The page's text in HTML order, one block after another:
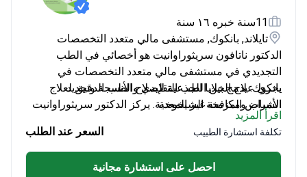
11سنة خبره ١٦ سنة
تايلاند, بانكوك, مستشفى مالي متعدد التخصصات
الدكتور ناتافون سريثوراوانيت هو أخصائي في الطب
التجديدي في مستشفى مالي متعدد التخصصات في
بانكوك. يدمج بين الطب التقليدي والطب الدقيق لعلاج
الأمراض المزمنة غير المعدية. يركز الدكتور سريثوراوانيت
على تقليل أوقات الشفاء من خلال تقنيات ترميمية في
منشأة معتمدة من GHA.
يجري علاج الخلايا الجذعية لإصلاح الأنسجة وتجديد
الشباب ومكافحة الشيخوخة.
يجري إجراءات تجميلية بما في ذلك علاج البلازما الغنية
بالصفائح الدموية (PRP)، والبوتوكس، وعلاجات الليزر.
يوفر فحوصات طبية دقيقة بما في ذلك الفحوصات
الصحية الأساسية والمميزة.
اقرأ المزيد
تكلفة استشارة الطبيب السعر عند الطلب
احصل على استشارة مجانية